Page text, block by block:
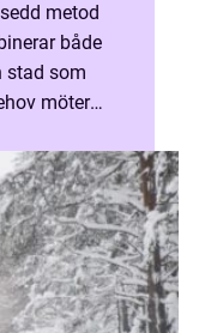
metod
både
stad som
möter